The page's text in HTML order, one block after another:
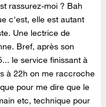
rassurez-moi ? Bah
c'est, elle est autant
Une lectrice de
Bref, après son
le service finissant à
à 22h on me raccroche
pour me dire que le
etc, technique pour